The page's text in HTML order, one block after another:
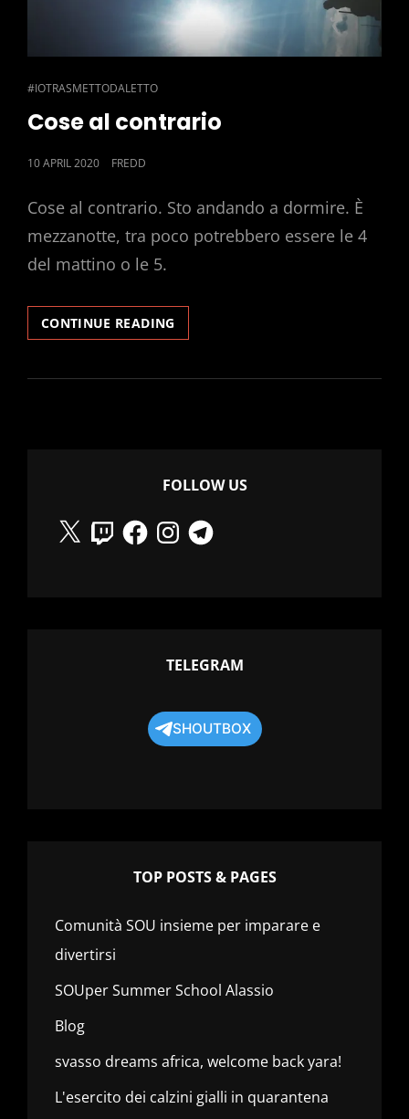
CAT
LINKS
#IOTRASMETTODALETTO
Cose al contrario
POSTED
10 APRIL 2020 FREDD
Cose al contrario. Sto andando a dormire. È
mezzanotte, tra poco potrebbero essere le 4
del mattino o le 5.
CONTINUE READING
AL
FOLLOW US
X
TwitchFacebookInstagramTelegram
TELEGRAM
SHOUTBOX
TOP POSTS & PAGES
Comunità SOU insieme per imparare e
divertirsi
SOUper Summer School Alassio
Blog
svasso dreams africa, welcome back yara!
L'esercito dei calzini gialli in quarantena